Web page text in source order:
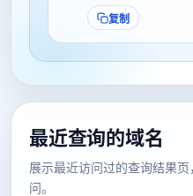
复制
最近查询的域名
展示最近访问过的查询结果
问。